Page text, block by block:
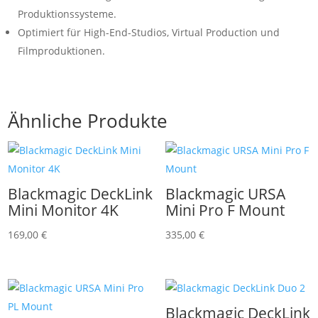
Produktionssysteme.
Optimiert für High-End-Studios, Virtual Production und
Filmproduktionen.
Ähnliche Produkte
Blackmagic DeckLink
Mini Monitor 4K
169,00€
Blackmagic URSA
Mini Pro F Mount
335,00 €
Blackmagic DeckLink